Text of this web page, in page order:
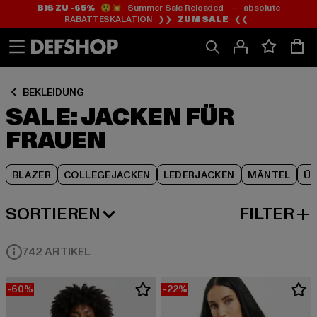
Zum
Inhalt
springen
Zum
Fußzeile
springen
BIS ZU -65%😲💥 Summer Sale Reloaded — absolute
RABATTESKALATION ❯❯ ZUM SALE ❮❮
BEKLEIDUNG
SALE: JACKEN FÜR
FRAUEN
BLAZER COLLEGEJACKEN LEDERJACKEN MÄNTEL
Zum
Produktraster
springen
SORTIEREN
BELIEBTESTE FILTER
742 ARTIKEL
-60% -22%